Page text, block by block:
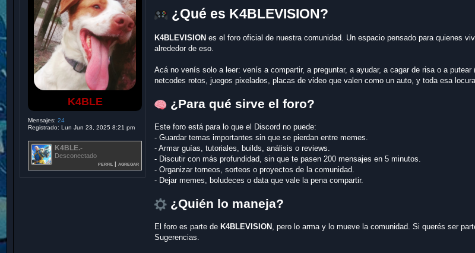
K4BLE
Mensajes: 24
Registrado: Lun Jun 23, 2025 8:21 pm
K4BLE.-
Desconectado
perfil | agregar
s
e
¿Qué es K4BLEVISION?
K4BLEVISION es el foro oficial de nuestra comunidad. Un espacio pensado para quienes
alrededor de eso.
Acá no venís solo a leer: venís a compartir, a preguntar, a ayudar, a cagar de risa o a
netcodes rotos, juegos pixelados, placas de video que valen como un auto, y toda esa
¿Para qué sirve el foro?
Este foro está para lo que el Discord no puede:
- Guardar temas importantes sin que se pierdan entre memes.
- Armar guías, tutoriales, builds, análisis o reviews.
- Discutir con más profundidad, sin que te pasen 200 mensajes en 5 minutos.
- Organizar torneos, sorteos o proyectos de la comunidad.
- Dejar memes, boludeces o data que vale la pena compartir.
¿Quién lo maneja?
El foro es parte de K4BLEVISION , pero lo arma y lo mueve la comunidad. Si querés ser
Sugerencias.